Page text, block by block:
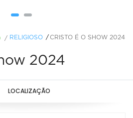
/ RELIGIOSO CRISTO É O SHOW 2024
2024
LOCALIZAÇÃO